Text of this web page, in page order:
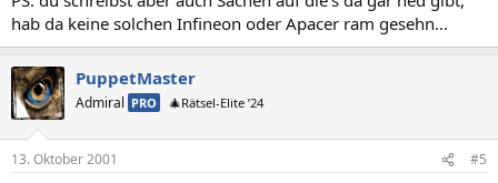
Die Kombination würde mit Monitor ca. 1700 SF kosten.
Wenn du mehr Geld ausgeben willst ersetz die Grafikkarte durch
eine teurere Radeon 8500, bei einem niedrigeren Preis durch eine
Kyro 2 von Powercolor
Bei einem Thunderbird musst du ggf mehr Geld in einen Kühler
investieren.
hab da keine solchen Infineon oder Apacer ram gesehn...
PuppetMaster
Admiral PRO 🎄Rätsel-Elite ’24
13. Oktober 2001 #5